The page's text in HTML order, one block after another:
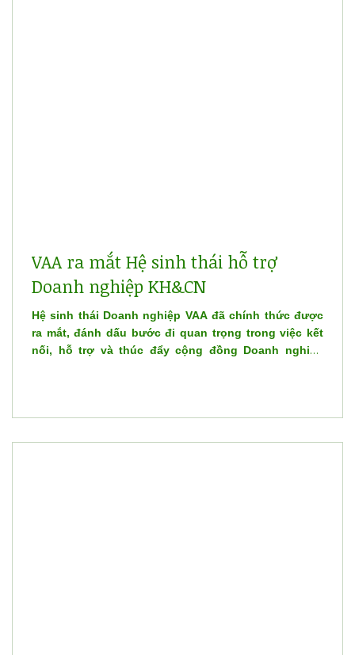
VAA ra mắt Hệ sinh thái hỗ trợ
Doanh nghiệp KH&CN
Hệ sinh thái Doanh nghiệp VAA đã chính thức được
ra mắt, đánh dấu bước đi quan trọng trong việc kết
nối, hỗ trợ và thúc đẩy cộng đồng Doanh nghiệp